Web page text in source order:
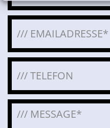
Bitte lasse dieses Feld leer.